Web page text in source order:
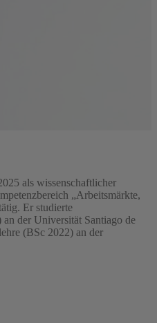
als wissenschaftlicher
„Arbeitsmärkte,
Er studierte
der Universität Santiago de
(BSc 2022) an der